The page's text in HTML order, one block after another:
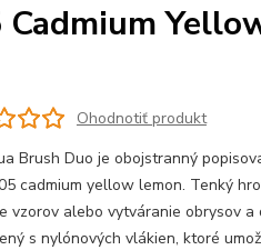
Ohodnotiť produkt
Brush Duo je obojstranný
cadmium yellow lemon. Tenký
vzorov alebo vytváranie obrysov
s nylónových vlákien, ktoré